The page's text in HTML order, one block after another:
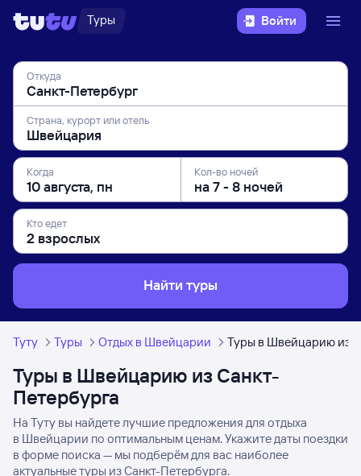
Туры Войти
Откуда
Страна, курорт или отель
Когда Кол-во ночей
Кто едет
Найти туры
Туту Туры Отдых в Швейцарии Туры в Швейцарию из
Туры в Швейцарию из Санкт-
Петербурга
На Туту вы найдете лучшие предложения для отдыха
в Швейцарии по оптимальным ценам. Укажите даты поездки
в форме поиска — мы подберём для вас наиболее
актуальные туры из Санкт-Петербурга.